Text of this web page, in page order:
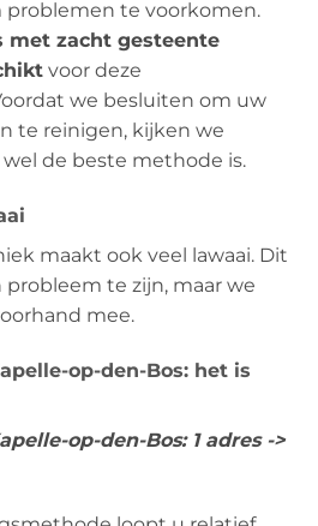
te voorkomen.
met zacht gesteente
voor deze
we besluiten om uw
te reinigen, kijken we
de beste methode is.
maakt ook veel lawaai. Dit
te zijn, maar we
mee.
op-den-Bos: het is
op-den-Bos: 1 adres ->